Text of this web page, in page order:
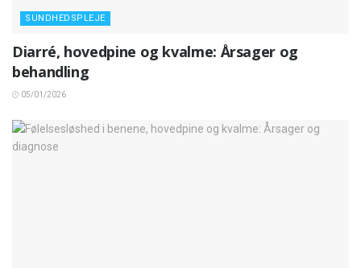
SUNDHEDSPLEJE
Diarré, hovedpine og kvalme: Årsager og
behandling
05/01/2026